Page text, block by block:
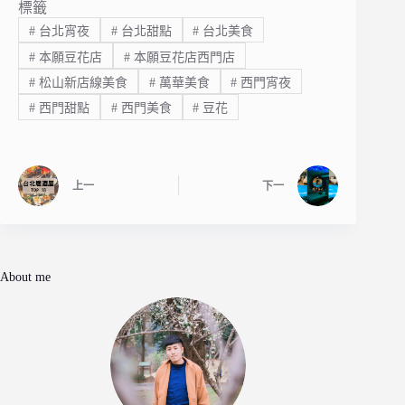
標籤
#台北宵夜 #台北甜點 # 台北美食
#本願豆花店 #本願豆花店西門店
#松山新店線美食 #萬華美食 # 西門宵夜
#西門甜點 #西門美食 # 豆花
上一 下一
About me